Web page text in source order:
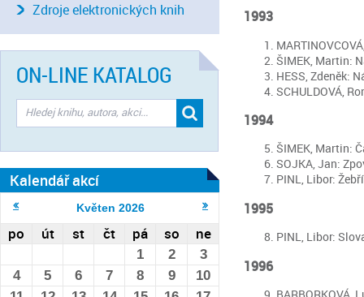
1993
ŠIMEK, Martin:
HESS, Zdeněk:
SCHULDOVÁ,
1994
ŠIMEK, Martin:
SOJKA, Jan:
PINL, Libor:
1995
PINL, Libor:
1996
Zdroje elektronických knih
ON-LINE KATALOG
Kalendář akcí
Květen 2026
po út st čt pá so ne
1 2
3
4
5 6 7 8 9
10